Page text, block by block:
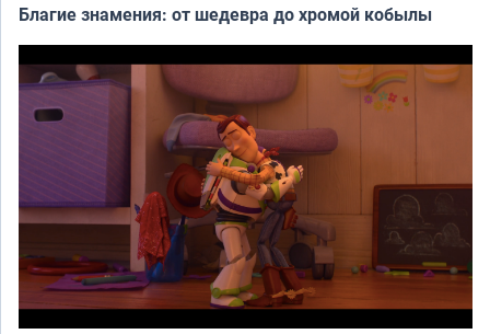
Благие знамения: от шедевра до хромой кобылы